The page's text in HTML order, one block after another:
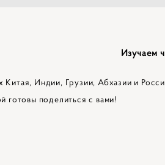
Изучаем
Китая, Индии, Грузии, Абхазии и
готовы поделиться с вами!